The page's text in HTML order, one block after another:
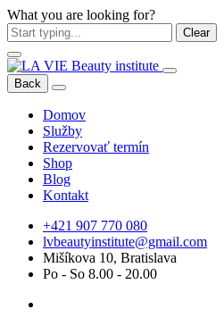
What you are looking for?
Clear
Back
Domov
Služby
Rezervovať termín
Shop
Blog
Kontakt
+421 907 770 080
lvbeautyinstitute@gmail.com
Mišíkova 10, Bratislava
Po - So 8.00 - 20.00